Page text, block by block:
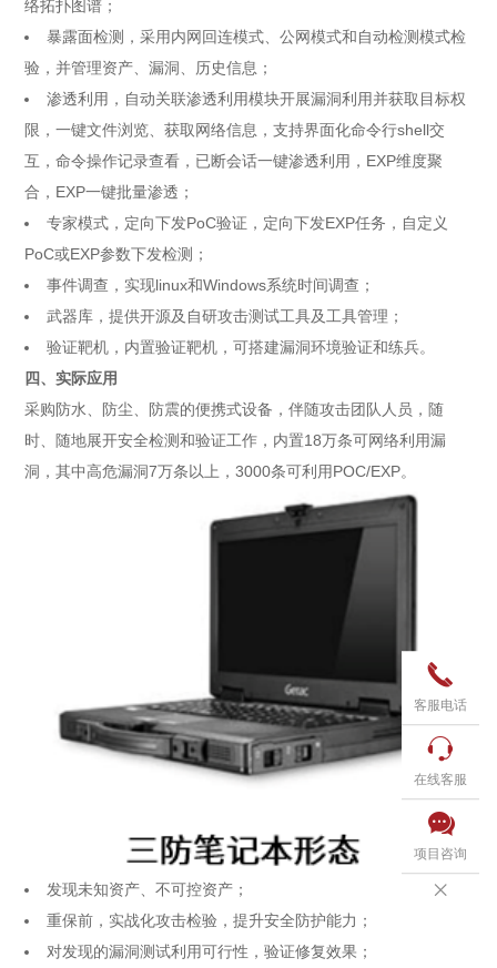
络拓扑图谱；
暴露面检测，采用内网回连模式、公网模式和自动检测模式检
验，并管理资产、漏洞、历史信息；
渗透利用，自动关联渗透利用模块开展漏洞利用并获取目标权
限，一键文件浏览、获取网络信息，支持界面化命令行shell交
互，命令操作记录查看，已断会话一键渗透利用，EXP维度聚
合，EXP一键批量渗透；
专家模式，定向下发PoC验证，定向下发EXP任务，自定义
PoC或EXP参数下发检测；
事件调查，实现linux和Windows系统时间调查；
武器库，提供开源及自研攻击测试工具及工具管理；
验证靶机，内置验证靶机，可搭建漏洞环境验证和练兵。
四、实际应用
采购防水、防尘、防震的便携式设备，伴随攻击团队人员，随
时、随地展开安全检测和验证工作，内置18万条可网络利用漏
洞，其中高危漏洞7万条以上，3000条可利用POC/EXP。
发现未知资产、不可控资产；
重保前，实战化攻击检验，提升安全防护能力；
对发现的漏洞测试利用可行性，验证修复效果；

客服电话

在线客服

项目咨询
